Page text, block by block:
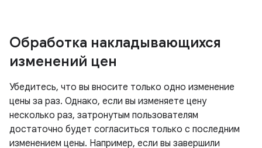
Обработка накладывающихся
изменений цен
Убедитесь, что вы вносите только одно изменение
цены за раз. Однако, если вы изменяете цену
несколько раз, затронутым пользователям
достаточно будет согласиться только с последним
изменением цены. Например, если вы завершили